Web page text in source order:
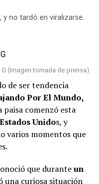
original –
s3xua7 de
los testimonios de
al periodista
top 10 de las
país y que
posiciones en dicho
Makers
Tony, Helabusador,
Flame
火炎
y no tardó en viralizarse.
G (Imagen tomada de prensa)
de ser tendencia
Por El Mundo,
paisa comenzó esta
Unidos, y
varios momentos que
que duranteun
una curiosa situación